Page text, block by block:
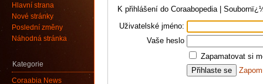
K přihlášení do Coraabopedia |
Uživatelské jméno:
Vaše heslo
Zapamatovat si
Hlavní strana
Nové stránky
Poslední změny
Náhodná stránka
Kategorie
Coraabia News